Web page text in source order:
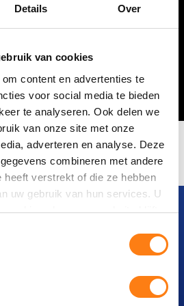
Details Over
van cookies
content en advertenties te
voor social media te bieden
te analyseren. Ook delen we
van onze site met onze
adverteren en analyse. Deze
combineren met andere
heeft verstrekt of die ze hebben
uw gebruik van hun services. U
cookies als u onze website blijft
OpenText
Office 365
eenvoudig deelt tussen
Office365, SharePoint